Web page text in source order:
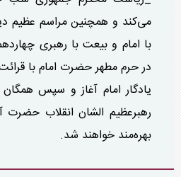
می‌کند و همچنین مراسم عظیم
در حرم مطهر حضرت امام با
یادگار امام آغاز و سپس همگان
رهبرعظیم الشان انقلاب حضرت
بهره‌مند خواهند شد.